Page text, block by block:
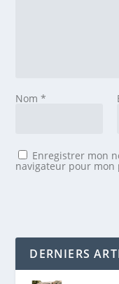
Nom*
Enregistrer mon
navigateur pour
DERNIERS